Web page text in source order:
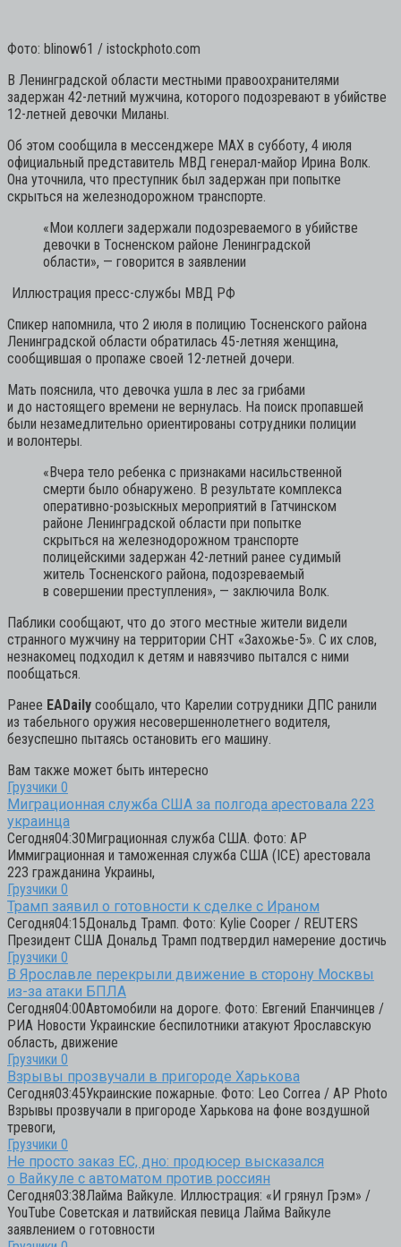
Фото: blinow61 / istockphoto.com
В Ленинградской области местными правоохранителями
задержан 42-летний мужчина, которого подозревают в убийстве
12-летней девочки Миланы.
Об этом сообщила в мессенджере MAX в субботу, 4 июля
официальный представитель МВД генерал-майор Ирина Волк.
Она уточнила, что преступник был задержан при попытке
скрыться на железнодорожном транспорте.
«Мои коллеги задержали подозреваемого в убийстве
девочки в Тосненском районе Ленинградской
области», — говорится в заявлении
Иллюстрация пресс-службы МВД РФ
Спикер напомнила, что 2 июля в полицию Тосненского района
Ленинградской области обратилась 45-летняя женщина,
сообщившая о пропаже своей 12-летней дочери.
Мать пояснила, что девочка ушла в лес за грибами
и до настоящего времени не вернулась. На поиск пропавшей
были незамедлительно ориентированы сотрудники полиции
и волонтеры.
«Вчера тело ребенка с признаками насильственной
смерти было обнаружено. В результате комплекса
оперативно-розыскных мероприятий в Гатчинском
районе Ленинградской области при попытке
скрыться на железнодорожном транспорте
полицейскими задержан 42-летний ранее судимый
житель Тосненского района, подозреваемый
в совершении преступления», — заключила Волк.
Паблики сообщают, что до этого местные жители видели
странного мужчину на территории СНТ «Захожье-5». С их слов,
незнакомец подходил к детям и навязчиво пытался с ними
пообщаться.
Ранее EADaily сообщало, что Карелии сотрудники ДПС ранили
из табельного оружия несовершеннолетнего водителя,
безуспешно пытаясь остановить его машину.
Вам также может быть интересно
Грузчики 0
Миграционная служба США за полгода арестовала 223
украинца
Сегодня04:30Миграционная служба США. Фото: AP
Иммиграционная и таможенная служба США (ICE) арестовала
223 гражданина Украины,
Грузчики 0
Трамп заявил о готовности к сделке с Ираном
Сегодня04:15Дональд Трамп. Фото: Kylie Cooper / REUTERS
Президент США Дональд Трамп подтвердил намерение достичь
Грузчики 0
В Ярославле перекрыли движение в сторону Москвы
из-за атаки БПЛА
Сегодня04:00Автомобили на дороге. Фото: Евгений Епанчинцев /
РИА Новости Украинские беспилотники атакуют Ярославскую
область, движение
Грузчики 0
Взрывы прозвучали в пригороде Харькова
Сегодня03:45Украинские пожарные. Фото: Leo Correa / AP Photo
Взрывы прозвучали в пригороде Харькова на фоне воздушной
тревоги,
Грузчики 0
Не просто заказ ЕС, дно: продюсер высказался
о Вайкуле с автоматом против россиян
Сегодня03:38Лайма Вайкуле. Иллюстрация: «И грянул Грэм» /
YouTube Советская и латвийская певица Лайма Вайкуле
заявлением о готовности